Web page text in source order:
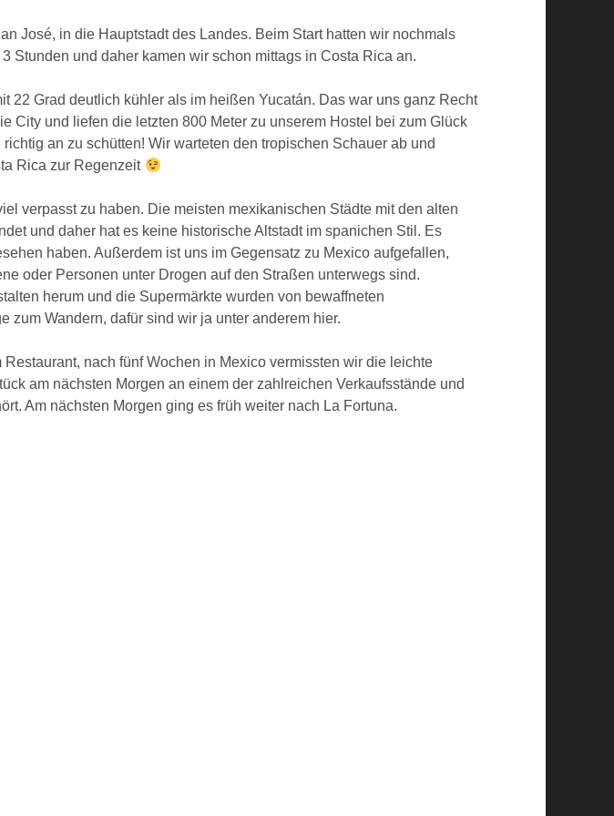
José, in die Hauptstadt des Landes. Beim Start hatten wir nochmals
Stunden und daher kamen wir schon mittags in Costa Rica an.
22 Grad deutlich kühler als im heißen Yucatán. Das war uns ganz Recht
City und liefen die letzten 800 Meter zu unserem Hostel bei zum Glück
an zu schütten! Wir warteten den tropischen Schauer ab und
Rica zur Regenzeit
verpasst zu haben. Die meisten mexikanischen Städte mit den alten
und daher hat es keine historische Altstadt im spanichen Stil. Es
haben. Außerdem ist uns im Gegensatz zu Mexico aufgefallen,
oder Personen unter Drogen auf den Straßen unterwegs sind.
herum und die Supermärkte wurden von bewaffneten
zum Wandern, dafür sind wir ja unter anderem hier.
nach fünf Wochen in Mexico vermissten wir die leichte
am nächsten Morgen an einem der zahlreichen Verkaufsstände und
Am nächsten Morgen ging es früh weiter nach La Fortuna.